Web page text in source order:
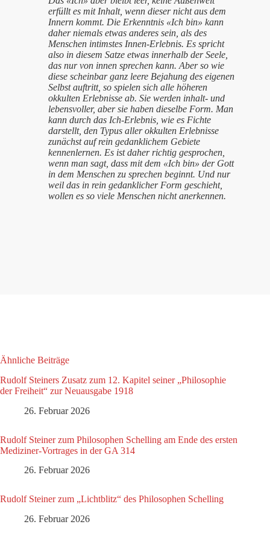
erfüllt es mit Inhalt, wenn dieser nicht aus dem
Innern kommt. Die Erkenntnis «Ich bin» kann
daher niemals etwas anderes sein, als des
Menschen intimstes Innen-Erlebnis. Es spricht
also in diesem Satze etwas innerhalb der Seele,
das nur von innen sprechen kann. Aber so wie
diese scheinbar ganz leere Bejahung des eigenen
Selbst auftritt, so spielen sich alle höheren
okkulten Erlebnisse ab. Sie werden inhalt- und
lebensvoller, aber sie haben dieselbe Form. Man
kann durch das Ich-Erlebnis, wie es Fichte
darstellt, den Typus aller okkulten Erlebnisse
zunächst auf rein gedanklichem Gebiete
kennenlernen. Es ist daher richtig gesprochen,
wenn man sagt, dass mit dem «Ich bin» der Gott
in dem Menschen zu sprechen beginnt. Und nur
weil das in rein gedanklicher Form geschieht,
wollen es so viele Menschen nicht anerkennen.
Ähnliche Beiträge
Rudolf Steiners Zusatz zum 12. Kapitel seiner „Philosophie
der Freiheit“ zur Neuausgabe 1918
26. Februar 2026
Rudolf Steiner zum Philosophen Schelling am Ende des ersten
Mediziner-Vortrages in der GA 314
26. Februar 2026
Rudolf Steiner zum „Lichtblitz“ des Philosophen Schelling
26. Februar 2026